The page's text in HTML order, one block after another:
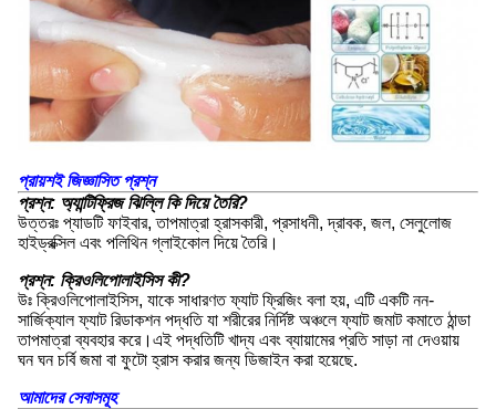
প্রায়শই জিজ্ঞাসিত প্রশ্ন
প্রশ্ন: অ্যান্টিফ্রিজ ঝিল্লি কি দিয়ে তৈরি?
উত্তরঃ প্যাডটি ফাইবার, তাপমাত্রা হ্রাসকারী, প্রসাধনী, দ্রাবক, জল, সেলুলোজ
হাইড্রক্সিল এবং পলিথিন গ্লাইকোল দিয়ে তৈরি।
প্রশ্ন: ক্রিওলিপোলাইসিস কী?
উঃ ক্রিওলিপোলাইসিস, যাকে সাধারণত ফ্যাট ফ্রিজিং বলা হয়, এটি একটি নন-
সার্জিক্যাল ফ্যাট রিডাকশন পদ্ধতি যা শরীরের নির্দিষ্ট অঞ্চলে ফ্যাট জমাট কমাতে ঠান্ডা
তাপমাত্রা ব্যবহার করে।এই পদ্ধতিটি খাদ্য এবং ব্যায়ামের প্রতি সাড়া না দেওয়ায়
ঘন ঘন চর্বি জমা বা ফুটো হ্রাস করার জন্য ডিজাইন করা হয়েছে.
আমাদের সেবাসমূহ